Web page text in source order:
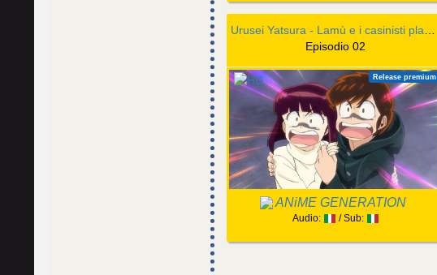
Episodio 02
Release premium
ANiME GENERATION
Audio: / Sub: